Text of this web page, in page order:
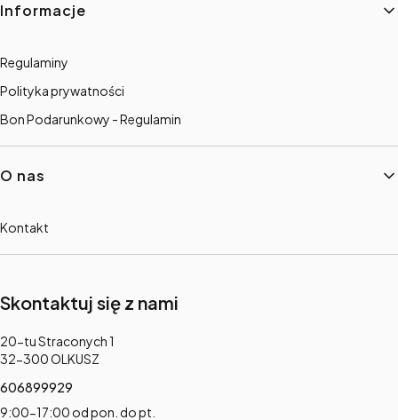
Informacje
Regulaminy
Polityka prywatności
Bon Podarunkowy - Regulamin
O nas
Kontakt
Skontaktuj się z nami
Adres:
20-tu Straconych 1
32-300 OLKUSZ
606899929
9:00-17:00 od pon. do pt.